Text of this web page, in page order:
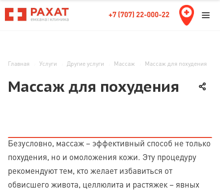
+7 (707) 22-000-22
Главная Услуги Другие услуги Массаж Массаж для похудения
Массаж для похудения
Безусловно, массаж – эффективный способ не только
похудения, но и омоложения кожи. Эту процедуру
рекомендуют тем, кто желает избавиться от
обвисшего живота, целлюлита и растяжек – явных